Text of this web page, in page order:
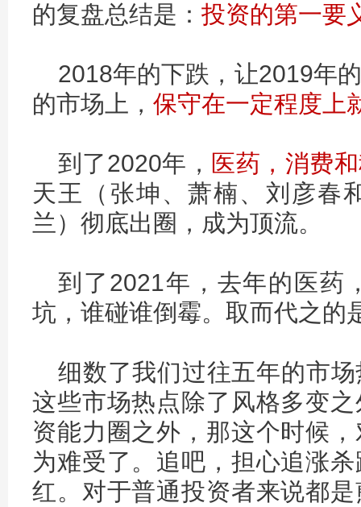
的复盘总结是： 投资的第一要
2018年的下跌，让2019年
的市场上， 保守在一定程度上
到了2020年， 医药，消费
天王（张坤、萧楠、刘彦春
兰）彻底出圈，成为顶流。
到了2021年，去年的医药
坑，谁碰谁倒霉。取而代之的
细数了我们过往五年的市
这些市场热点除了风格多变
资能力圈之外，那这个时候
为难受了。追吧，担心追涨
红。对于普通投资者来说都